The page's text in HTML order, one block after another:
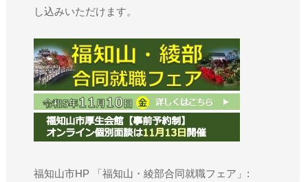
し込みいただけます。
福知山市HP 「福知山・綾部合同就職フェア」: